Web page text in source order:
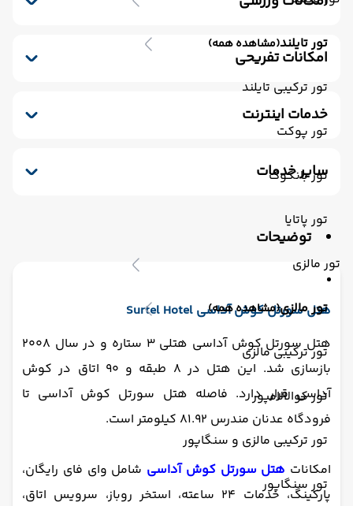
تور تایلند(مشاهده همه)
تور ترکیبی تایلند
تور پوکت
تور بانکوک
تور پاتایا
تور مالزی
تور مالزی(مشاهده همه)
تور ترکیبی مالزی
تور کوالالامپور
تور ترکیبی مالزی و سنگاپور
تور سنگاپور
پارکینگ
خشکشویی صندوق امانات
پذیرش 24 ساعته
سرویس فرنگی
امکانات تفریحی
ساحل اختصاصی
خدمات اینترنت
اینترنت بیسیم رایگان در لابی
اینترنت بیسیم رایگان در اتاقها
سایر خدمات
مکالمه کارکنان - مسلط به زبان انگلیسی
سالن چند منظوره
توضیحات
هتل سورتل کوش آداسی Surtel Hotel
هتل سورتل کوش آداسی هتلی 3 ستاره و در سال 2008
بازسازی شد. این هتل در 8 طبقه و 90 اتاق در کوش
آداسی قرار دارد. فاصله هتل سورتل کوش آداسی تا
فرودگاه عدنان مندرس 81.92 کیلومتر است.
امکانات هتل سورتل کوش آداسی شامل وای فای رایگان،
پارکینگ، خدمات 24 ساعته، استخر روباز، سرویس اتاق،